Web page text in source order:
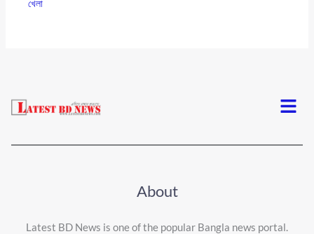
খেলা
Menu
About
Latest BD News is one of the popular Bangla news portal.